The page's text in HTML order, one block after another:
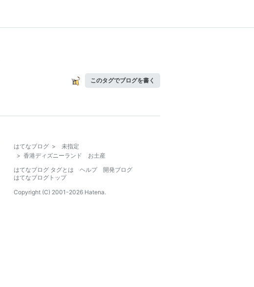
このタグでブログを書く
はてなブログ >
未指定
> 香港ディズニーランド お土産
はてなブログ タグとは
ヘルプ
開発ブログ
はてなブログトップ
Copyright (C) 2001-2026 Hatena.